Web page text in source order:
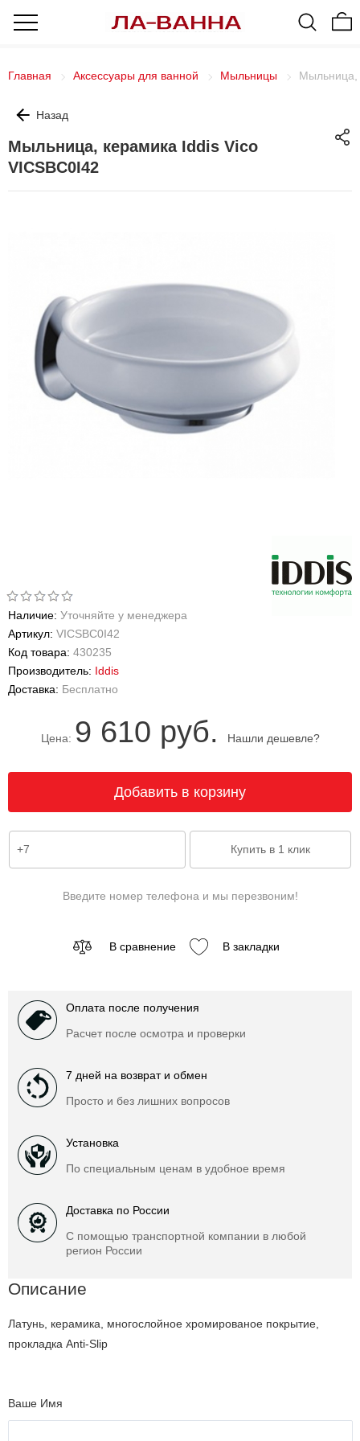
Главная Аксессуары для ванной Мыльницы Мыльница,
Назад
Мыльница, керамика Iddis Vico
VICSBС0I42
Наличие: Уточняйте у менеджера
Артикул: VICSBС0I42
Код товара: 430235
Производитель: Iddis
Доставка: Бесплатно
Цена: 9 610 руб. Нашли дешевле?
Введите номер телефона и мы перезвоним!
В сравнение В закладки
Оплата после получения
Расчет после осмотра и проверки
7 дней на возврат и обмен
Просто и без лишних вопросов
Установка
По специальным ценам в удобное время
Доставка по России
С помощью транспортной компании в любой
регион России
Описание
Латунь, керамика, многослойное хромированое покрытие,
прокладка Anti-Slip
Ваше Имя